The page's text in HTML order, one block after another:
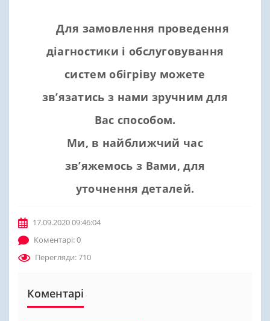
Для замовлення проведення
діагностики і обслуговування
систем обігріву можете
зв’язатись з нами зручним для
Вас способом.
Ми, в найближчий час
зв’яжемось з Вами, для
уточнення деталей.
17.09.2020 09:46:04
Коментарі: 0
Перегляди: 710
Коментарі